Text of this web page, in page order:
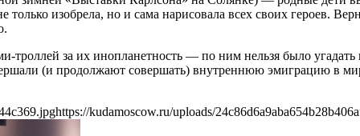
изобрела, но и сама нарисовала всех своих героев.
за их инопланетность — по ним нельзя было угадать
(и продолжают совершать) внутреннюю эмиграцию в
https://kudamoscow.ru/uploads/